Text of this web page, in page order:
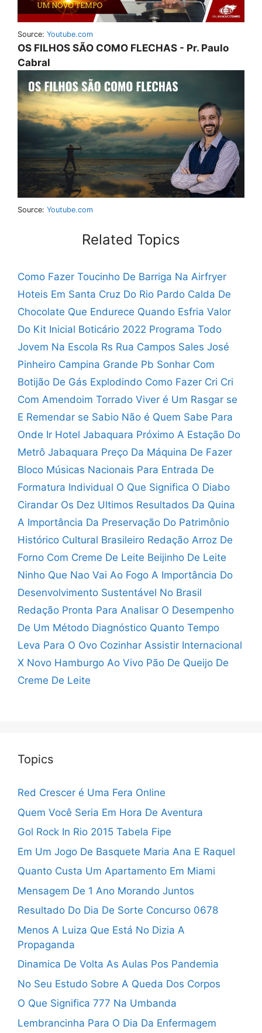
Source: Youtube.com
OS FILHOS SÃO COMO FLECHAS - Pr. Paulo
Cabral
Source: Youtube.com
Related Topics
Como Fazer Toucinho De Barriga Na Airfryer
Hoteis Em Santa Cruz Do Rio Pardo Calda De
Chocolate Que Endurece Quando Esfria Valor
Do Kit Inicial Boticário 2022 Programa Todo
Jovem Na Escola Rs Rua Campos Sales José
Pinheiro Campina Grande Pb Sonhar Com
Botijão De Gás Explodindo Como Fazer Cri Cri
Com Amendoim Torrado Viver é Um Rasgar se
E Remendar se Sabio Não é Quem Sabe Para
Onde Ir Hotel Jabaquara Próximo A Estação Do
Metrô Jabaquara Preço Da Máquina De Fazer
Bloco Músicas Nacionais Para Entrada De
Formatura Individual O Que Significa O Diabo
Cirandar Os Dez Ultimos Resultados Da Quina
A Importância Da Preservação Do Patrimônio
Histórico Cultural Brasileiro Redação Arroz De
Forno Com Creme De Leite Beijinho De Leite
Ninho Que Nao Vai Ao Fogo A Importância Do
Desenvolvimento Sustentável No Brasil
Redação Pronta Para Analisar O Desempenho
De Um Método Diagnóstico Quanto Tempo
Leva Para O Ovo Cozinhar Assistir Internacional
X Novo Hamburgo Ao Vivo Pão De Queijo De
Creme De Leite
Topics
Red Crescer é Uma Fera Online
Quem Você Seria Em Hora De Aventura
Gol Rock In Rio 2015 Tabela Fipe
Em Um Jogo De Basquete Maria Ana E Raquel
Quanto Custa Um Apartamento Em Miami
Mensagem De 1 Ano Morando Juntos
Resultado Do Dia De Sorte Concurso 0678
Menos A Luiza Que Está No Dizia A
Propaganda
Dinamica De Volta As Aulas Pos Pandemia
No Seu Estudo Sobre A Queda Dos Corpos
O Que Significa 777 Na Umbanda
Lembrancinha Para O Dia Da Enfermagem